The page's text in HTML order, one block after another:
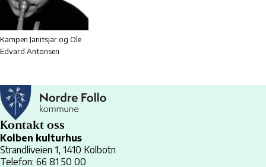
Kampen Janitsjar og Ole
Edvard Antonsen
Kontakt oss
Kolben kulturhus
Strandliveien 1, 1410 Kolbotn
Telefon: 66 81 50 00